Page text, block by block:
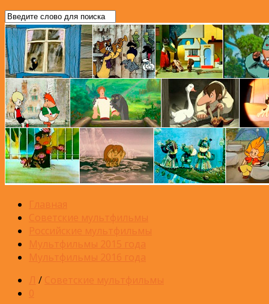
Главная
Советские мультфильмы
Российские мультфильмы
Мультфильмы 2015 года
Мультфильмы 2016 года
Л / Советские мультфильмы
0